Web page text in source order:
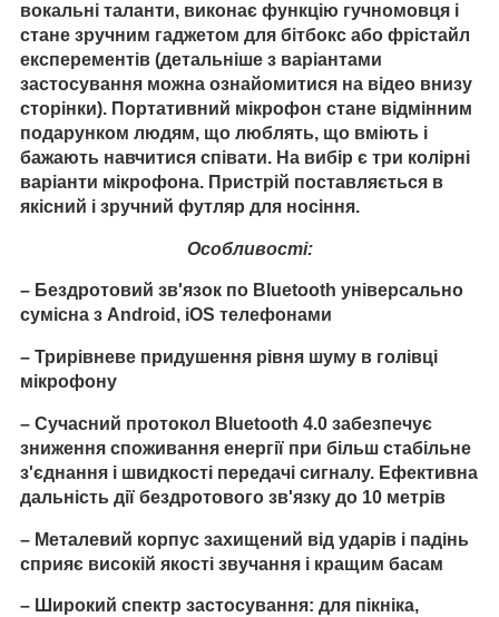
вокальні таланти, виконає функцію гучномовця і
стане зручним гаджетом для бітбокс або фрістайл
експерементів (детальніше з варіантами
застосування можна ознайомитися на відео внизу
сторінки). Портативний мікрофон стане відмінним
подарунком людям, що люблять, що вміють і
бажають навчитися співати. На вибір є три колірні
варіанти мікрофона. Пристрій поставляється в
якісний і зручний футляр для носіння.
Особливості:
– Бездротовий зв'язок по Bluetooth універсально
сумісна з Android, iOS телефонами
– Трирівневе придушення рівня шуму в голівці
мікрофону
– Сучасний протокол Bluetooth 4.0 забезпечує
зниження споживання енергії при більш стабільне
з'єднання і швидкості передачі сигналу. Ефективна
дальність дії бездротового зв'язку до 10 метрів
– Металевий корпус захищений від ударів і падінь
сприяє високій якості звучання і кращим басам
– Широкий спектр застосування: для пікніка,